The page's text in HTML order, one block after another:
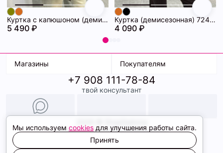
Куртка с капюшоном (демисезонная) 72462086\1013
5 490 ₽
Куртка (демисезонная) 72462069\1013
4 090 ₽
Магазины
ТК Терминал
ТРК Континент
Покупателям
Доставка
Условия оплаты
Образы
+7 908 111-78-84
твой консультант
Политика конфиденциальности
Соглашение cookie
Сайт создали
Мы используем cookies для улучшения работы сайта.
Принять